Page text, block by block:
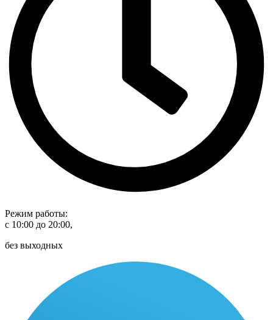
Режим работы:
с 10:00 до 20:00,
без выходных